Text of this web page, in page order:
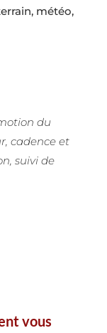
météo,
du
cadence et
suivi de
vous